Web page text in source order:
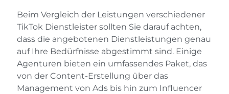
Beim Vergleich der Leistungen verschiedener
TikTok Dienstleister sollten Sie darauf achten,
dass die angebotenen Dienstleistungen genau
auf Ihre Bedürfnisse abgestimmt sind. Einige
Agenturen bieten ein umfassendes Paket, das
von der Content-Erstellung über das
Management von Ads bis hin zum Influencer